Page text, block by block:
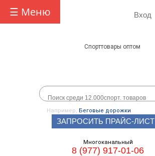
☰ Меню Вход
Спорттовары оптом
Например, Беговые дорожки
ЗАПРОСИТЬ ПРАЙС-ЛИСТ
Многоканальный
8 (977) 917-01-06